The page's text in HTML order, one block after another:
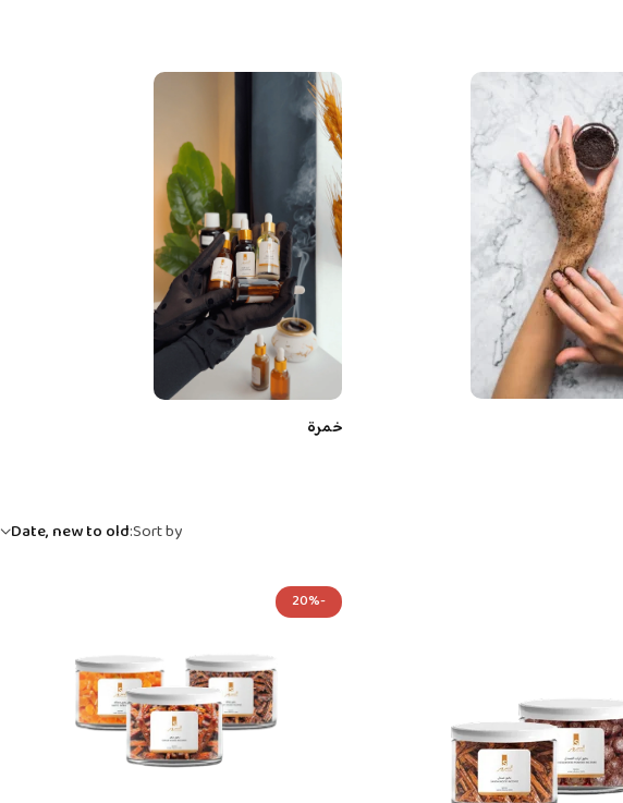
خمرة
Sort by:
Date, new to old
-20%